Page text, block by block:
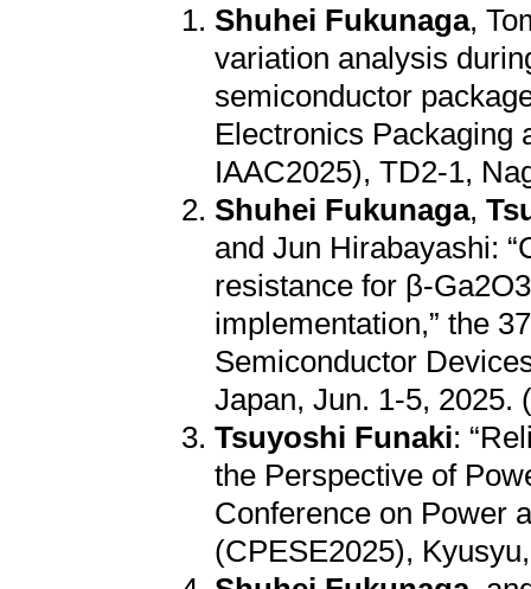
Shuhei Fukunaga,
variation analysis
semiconductor
Electronics Packaging
IAAC2025), TD2-1,
Shuhei Fukunaga,
and Jun Hirabayashi:
resistance for β-
implementation,” the
Semiconductor
Japan, Jun. 1-5, 2025.
Tsuyoshi Funaki:
the Perspective of
Conference on Power
(CPESE2025),